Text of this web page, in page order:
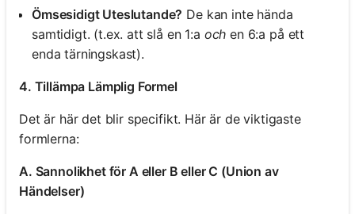
Ömsesidigt Uteslutande? De kan inte hända
samtidigt. (t.ex. att slå en 1:a och en 6:a på ett
enda tärningskast).
4. Tillämpa Lämplig Formel
Det är här det blir specifikt. Här är de viktigaste
formlerna:
A. Sannolikhet för A eller B eller C (Union av
Händelser)